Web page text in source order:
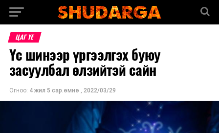
ЦАГ ҮЕ
Үс шинээр үргээлгэх буюу
засуулбал өлзийтэй сайн
Огноо: 4 жил 5 сар.өмнө , 2022/03/29